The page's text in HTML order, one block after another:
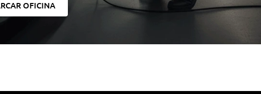
Da Consola Superior
Cores)
OFICINA